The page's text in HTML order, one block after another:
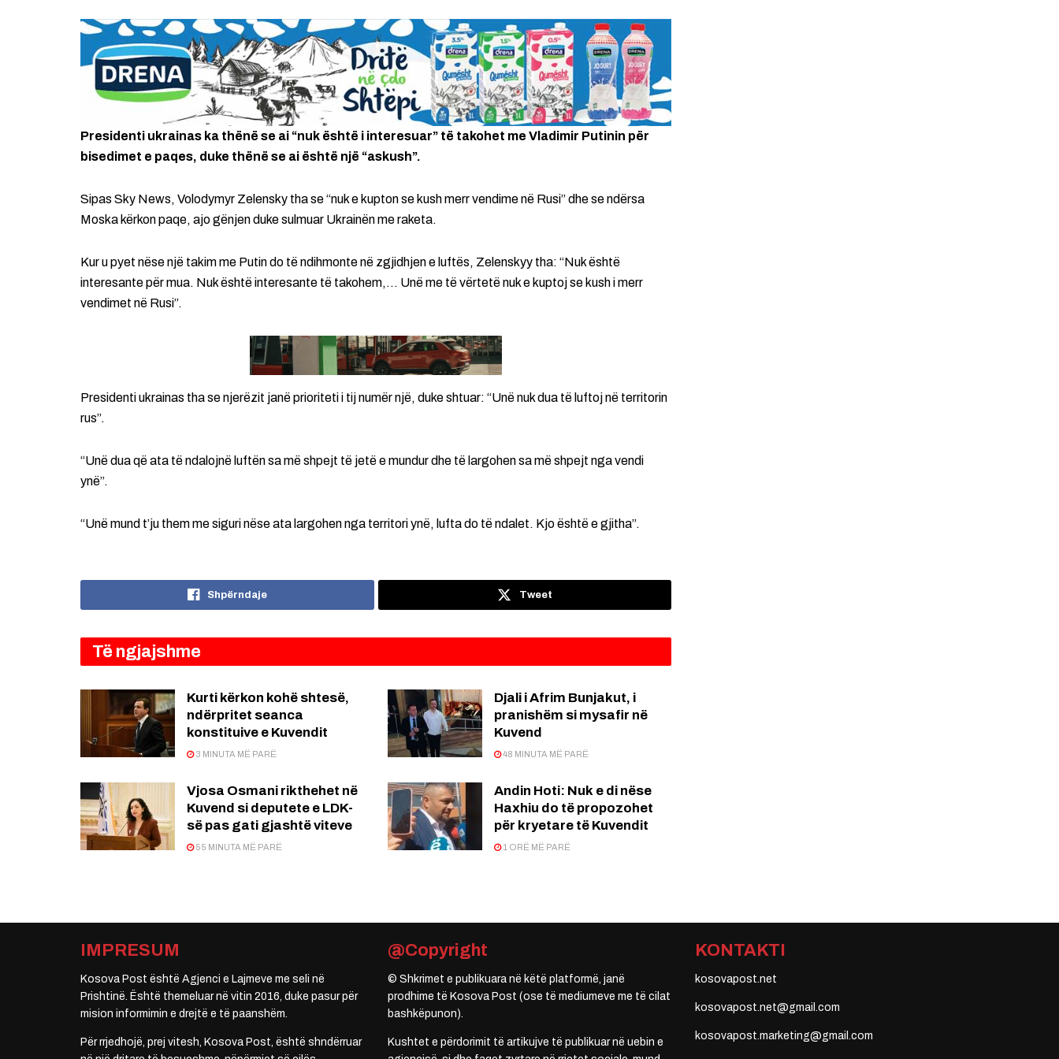
Presidenti ukrainas ka thënë se ai “nuk është i interesuar” të takohet me Vladimir Putinin për
bisedimet e paqes, duke thënë se ai është një “askush”.
Sipas Sky News, Volodymyr Zelensky tha se “nuk e kupton se kush merr vendime në Rusi” dhe se ndërsa
Moska kërkon paqe, ajo gënjen duke sulmuar Ukrainën me raketa.
Kur u pyet nëse një takim me Putin do të ndihmonte në zgjidhjen e luftës, Zelenskyy tha: “Nuk është
interesante për mua. Nuk është interesante të takohem,… Unë me të vërtetë nuk e kuptoj se kush i merr
vendimet në Rusi”.
Presidenti ukrainas tha se njerëzit janë prioriteti i tij numër një, duke shtuar: “Unë nuk dua të luftoj në territorin
rus”.
“Unë dua që ata të ndalojnë luftën sa më shpejt të jetë e mundur dhe të largohen sa më shpejt nga vendi
ynë”.
“Unë mund t’ju them me siguri nëse ata largohen nga territori ynë, lufta do të ndalet. Kjo është e gjitha”.
Shpërndaje Tweet
Të ngjajshme
Kurti kërkon kohë shtesë,
ndërpritet seanca
konstituive e Kuvendit
3 MINUTA MË PARË
Djali i Afrim Bunjakut, i
pranishëm si mysafir në
Kuvend
48 MINUTA MË PARË
Vjosa Osmani rikthehet në
Kuvend si deputete e LDK-
së pas gati gjashtë viteve
55 MINUTA MË PARË
Andin Hoti: Nuk e di nëse
Haxhiu do të propozohet
për kryetare të Kuvendit
1 ORË MË PARË
IMPRESUM
Kosova Post është Agjenci e Lajmeve me seli në
Prishtinë. Është themeluar në vitin 2016, duke pasur për
mision informimin e drejtë e të paanshëm.
Për rrjedhojë, prej vitesh, Kosova Post, është shndërruar
@Copyright
© Shkrimet e publikuara në këtë platformë, janë
prodhime të Kosova Post (ose të mediumeve me të cilat
bashkëpunon).
Kushtet e përdorimit të artikujve të publikuar në uebin e
KONTAKTI
kosovapost.net
kosovapost.net@gmail.com
kosovapost.marketing@gmail.com